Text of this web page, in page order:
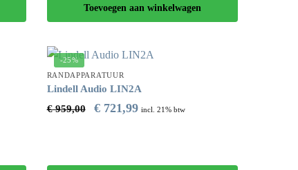
Toevoegen aan winkelwagen
-25%
RANDAPPARATUUR
Lindell Audio LIN2A
€959,00 €721,99 incl. 21% btw